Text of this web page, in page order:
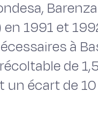
1991 et
à
de
écart de